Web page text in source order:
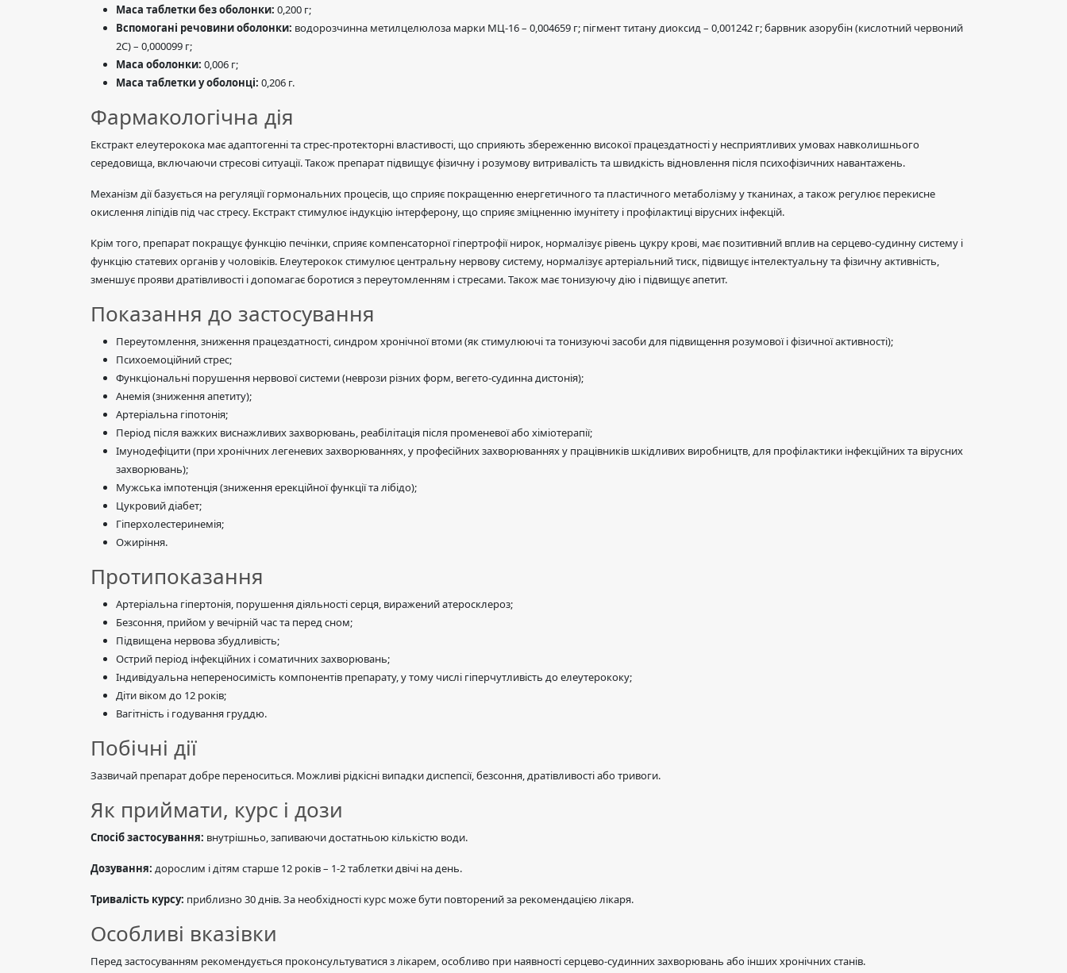
Маса таблетки без оболонки: 0,200 г;
Вспомогані речовини оболонки: водорозчинна метилцелюлоза марки МЦ-16 – 0,004659 г; пігмент титану диоксид – 0,001242 г; барвник азорубін (кислотний червоний
2С) – 0,000099 г;
Маса оболонки: 0,006 г;
Маса таблетки у оболонці: 0,206 г.
Фармакологічна дія
Екстракт елеутерокока має адаптогенні та стрес-протекторні властивості, що сприяють збереженню високої працездатності у несприятливих умовах навколишнього
середовища, включаючи стресові ситуації. Також препарат підвищує фізичну і розумову витривалість та швидкість відновлення після психофізичних навантажень.
Механізм дії базується на регуляції гормональних процесів, що сприяє покращенню енергетичного та пластичного метаболізму у тканинах, а також регулює перекисне
окислення ліпідів під час стресу. Екстракт стимулює індукцію інтерферону, що сприяє зміцненню імунітету і профілактиці вірусних інфекцій.
Крім того, препарат покращує функцію печінки, сприяє компенсаторної гіпертрофії нирок, нормалізує рівень цукру крові, має позитивний вплив на серцево-судинну систему і
функцію статевих органів у чоловіків. Елеутерокок стимулює центральну нервову систему, нормалізує артеріальний тиск, підвищує інтелектуальну та фізичну активність,
зменшує прояви дратівливості і допомагає боротися з переутомленням і стресами. Також має тонизуючу дію і підвищує апетит.
Показання до застосування
Переутомлення, зниження працездатності, синдром хронічної втоми (як стимулюючі та тонизуючі засоби для підвищення розумової і фізичної активності);
Психоемоційний стрес;
Функціональні порушення нервової системи (неврози різних форм, вегето-судинна дистонія);
Анемія (зниження апетиту);
Артеріальна гіпотонія;
Період після важких виснажливих захворювань, реабілітація після променевої або хіміотерапії;
Імунодефіцити (при хронічних легеневих захворюваннях, у професійних захворюваннях у працівників шкідливих виробництв, для профілактики інфекційних та вірусних
захворювань);
Мужська імпотенція (зниження ерекційної функції та лібідо);
Цукровий діабет;
Гіперхолестеринемія;
Ожиріння.
Протипоказання
Артеріальна гіпертонія, порушення діяльності серця, виражений атеросклероз;
Безсоння, прийом у вечірній час та перед сном;
Підвищена нервова збудливість;
Острий період інфекційних і соматичних захворювань;
Індивідуальна непереносимість компонентів препарату, у тому числі гіперчутливість до елеутерококу;
Діти віком до 12 років;
Вагітність і годування груддю.
Побічні дії
Зазвичай препарат добре переноситься. Можливі рідкісні випадки диспепсії, безсоння, дратівливості або тривоги.
Як приймати, курс і дози
Спосіб застосування: внутрішньо, запиваючи достатньою кількістю води.
Дозування: дорослим і дітям старше 12 років – 1-2 таблетки двічі на день.
Тривалість курсу: приблизно 30 днів. За необхідності курс може бути повторений за рекомендацією лікаря.
Особливі вказівки
Перед застосуванням рекомендується проконсультуватися з лікарем, особливо при наявності серцево-судинних захворювань або інших хронічних станів.